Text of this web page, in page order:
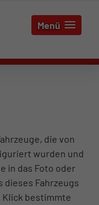
Menü
die von
wurden und
in das Foto oder
dieses Fahrzeugs
Klick bestimmte